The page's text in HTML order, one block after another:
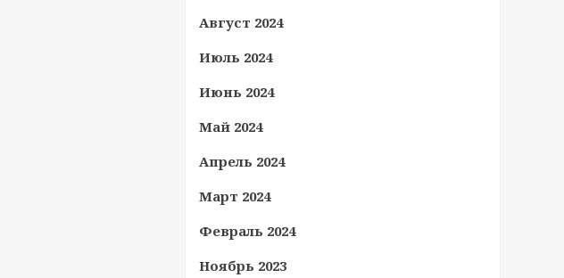
Август 2024
Июль 2024
Июнь 2024
Май 2024
Апрель 2024
Март 2024
Февраль 2024
Ноябрь 2023